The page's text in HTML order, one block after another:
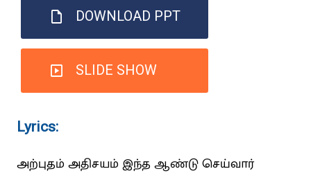
DOWNLOAD PPT
SLIDE SHOW
Lyrics:
அற்புதம் அதிசயம் இந்த ஆண்டு செய்வார்